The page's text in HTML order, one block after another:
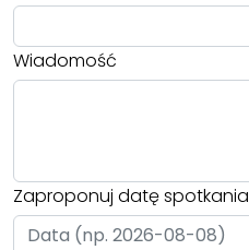
Wiadomość
Zaproponuj datę spotkania